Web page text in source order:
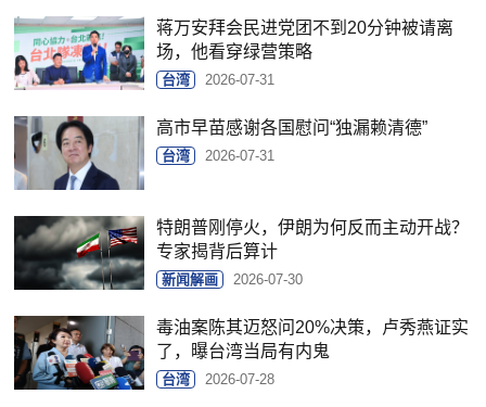
蒋万安拜会民进党团不到20分钟被请离
场，他看穿绿营策略
台湾 2026-07-31
高市早苗感谢各国慰问“独漏赖清德”
台湾 2026-07-31
特朗普刚停火，伊朗为何反而主动开战？
专家揭背后算计
新闻解画 2026-07-30
毒油案陈其迈怒问20%决策，卢秀燕证实
了，曝台湾当局有内鬼
台湾 2026-07-28